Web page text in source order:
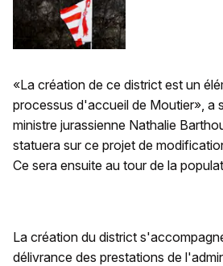
«La création de ce district est un
processus d'accueil de Moutier», a
ministre jurassienne Nathalie
statuera sur ce projet de
Ce sera ensuite au tour de la
La création du district
délivrance des prestations de